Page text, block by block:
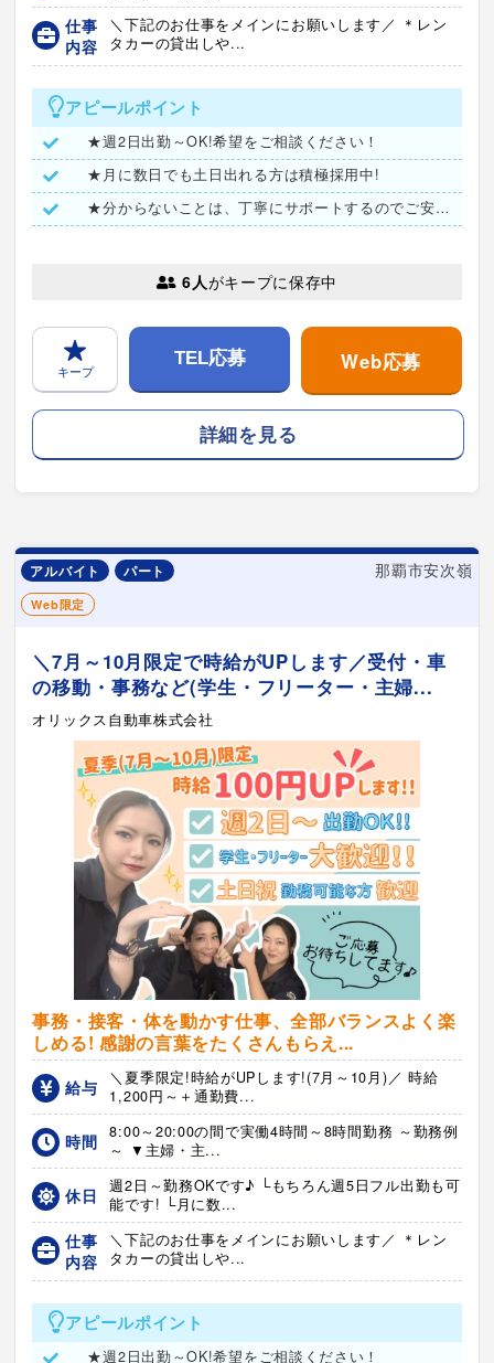
仕事
内容
＼下記のお仕事をメインにお願いします／ ＊レン
タカーの貸出しや...
アピールポイント
★週2日出勤～OK!希望をご相談ください！
★月に数日でも土日出れる方は積極採用中!
★分からないことは、丁寧にサポートするのでご安心ください♪
6人がキープに保存中
キープ
TEL応募 Web応募
詳細を見る
アルバイト パート 那覇市安次嶺
Web限定
＼7月～10月限定で時給がUPします／受付・車
の移動・事務など(学生・フリーター・主婦...
オリックス自動車株式会社
事務・接客・体を動かす仕事、全部バランスよく楽
しめる! 感謝の言葉をたくさんもらえ...
給与
＼夏季限定!時給がUPします!(7月～10月)／ 時給
1,200円～＋通勤費...
時間
8:00～20:00の間で実働4時間～8時間勤務 ～勤務例
～ ▼主婦・主...
休日
週2日～勤務OKです♪ └もちろん週5日フル出勤も可
能です! └月に数...
仕事
内容
＼下記のお仕事をメインにお願いします／ ＊レン
タカーの貸出しや...
アピールポイント
★週2日出勤～OK!希望をご相談ください！